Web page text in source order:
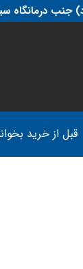
درمانگاه
قبل از خرید